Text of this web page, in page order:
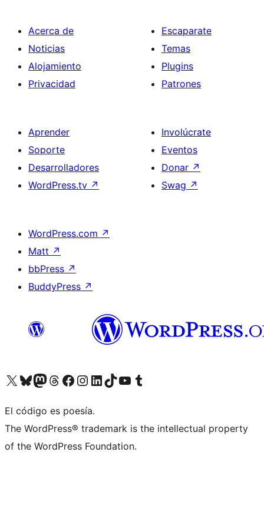
Acerca de
Noticias
Alojamiento
Privacidad
Escaparate
Temas
Plugins
Patrones
Aprender
Soporte
Desarrolladores
WordPress.tv ↗
Involúcrate
Eventos
Donar ↗
Swag ↗
WordPress.com ↗
Matt ↗
bbPress ↗
BuddyPress ↗
Visita nuestra cuenta de X (anteriormente Twitter)
Visita nuestra cuenta de Bluesky
Visita nuestra cuenta de Mastodon
Visita nuestra cuenta de Threads
Visita nuestra página de Facebook
Visita nuestra cuenta de Instagram
Visita nuestra cuenta de LinkedIn
Visita nuestra cuenta de TikTok
Visita nuestro canal de YouTube
Visita nuestra cuenta de Tumblr
El código es poesía.
The WordPress® trademark is the intellectual property
of the WordPress Foundation.